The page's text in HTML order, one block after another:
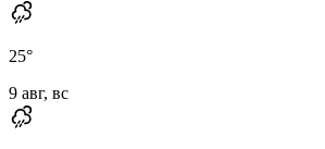
25°
9 авг, вс